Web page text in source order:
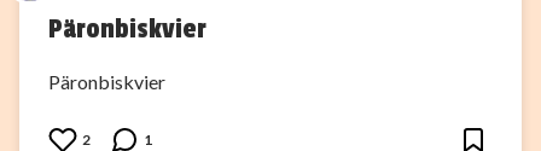
Päronbiskvier
Päronbiskvier
2 1